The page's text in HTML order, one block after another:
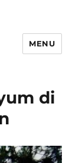
MENU
di